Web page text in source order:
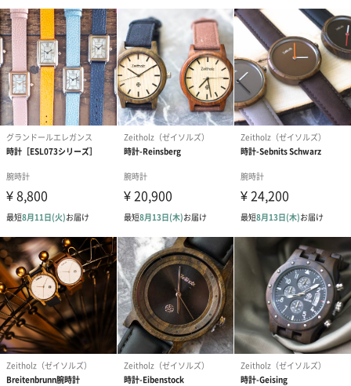
同梱物／付属
品
専用BOX/保証書/紙袋
メーカー保証
期間
2年
商品オプション情報
お届けボックスオプション
配送用のダンボールを装飾いたします。お相手のご住所に直接お
送りする際に人気のオプションです。お相手に直接手渡しする場
合は、紙袋との併用もおすすめです。